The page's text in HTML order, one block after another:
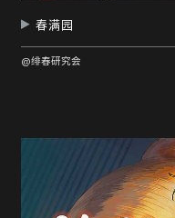
春满园
@绯春研究会